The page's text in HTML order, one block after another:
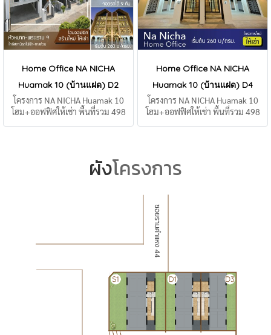
Home Office NA NICHA
Huamak 10 (บ้านแฝด) D2
โครงการ NA NICHA Huamak 10
โฮม+ออฟฟิศให้เช่า พื้นที่รวม 498
Home Office NA NICHA
Huamak 10 (บ้านแฝด) D4
โครงการ NA NICHA Huamak 10
โฮม+ออฟฟิศให้เช่า พื้นที่รวม 498
ผังโครงการ